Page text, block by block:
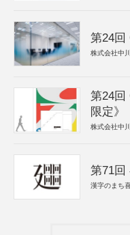
第24回
株式会社中
第24回
限定》
株式会社中
第71回
漢字のまち